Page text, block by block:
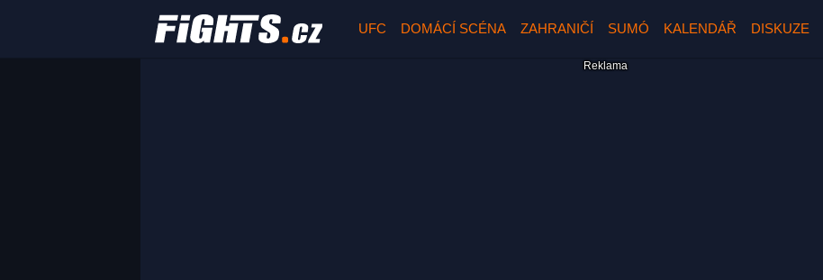
UFC DOMÁCÍ SCÉNA ZAHRANIČÍ SUMÓ KALENDÁŘ DISKUZE